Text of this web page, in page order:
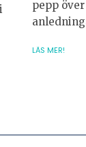
pepp
LÄS MER!